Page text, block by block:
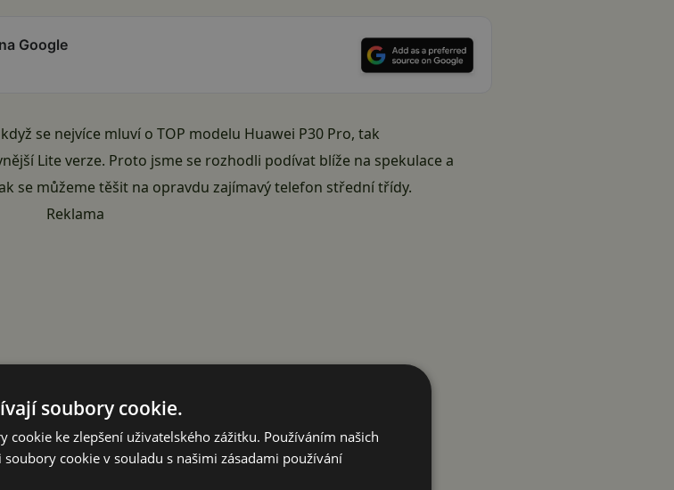
Google
se nejvíce mluví o TOP modelu Huawei P30 Pro, tak
Lite verze. Proto jsme se rozhodli podívat blíže na spekulace a
se můžeme těšit na opravdu zajímavý telefon střední třídy.
Reklama
soubory cookie.
ke zlepšení uživatelského zážitku. Používáním našich
cookie v souladu s našimi zásadami používání